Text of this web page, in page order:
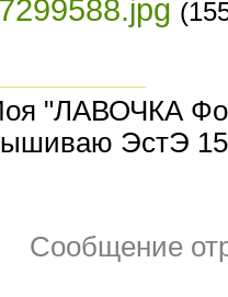
7299588.jpg
"ЛАВОЧКА
ЭстЭ
Сообщение